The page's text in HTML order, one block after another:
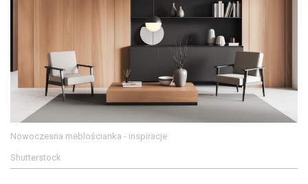
Nowoczesna meblościanka - inspiracje
Shutterstock